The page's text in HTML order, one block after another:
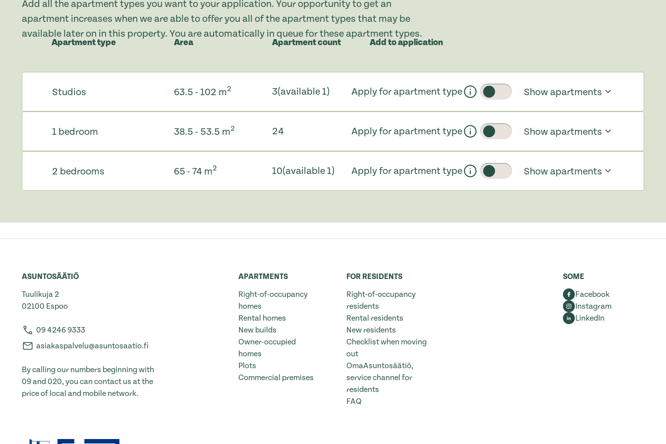
Add all the apartment types you want to your application. Your opportunity to get an
apartment increases when we are able to offer you all of the apartment types that may be
available later on in this property. You are automatically in queue for these apartment types.
Apartment type Area Apartment count Add to application
Studios 63.5 - 102 m2 3(available 1) Show apartments
Apply for apartment type
Toggle slider
1 bedroom 38.5 - 53.5 m2 24 Show apartments
Apply for apartment type
Toggle slider
2 bedrooms 65 - 74 m2 10(available 1) Show apartments
Apply for apartment type
Toggle slider
ASUNTOSÄÄTIÖ
Tuulikuja 2
02100 Espoo
09 4246 9333
asiakaspalvelu@asuntosaatio.fi
By calling our numbers beginning with
09 and 020, you can contact us at the
price of local and mobile network.
APARTMENTS
Right-of-occupancy
homes
Rental homes
New builds
Owner-occupied
homes
Plots
Commercial premises
FOR RESIDENTS
Right-of-occupancy
residents
Rental residents
New residents
Checklist when moving
out
OmaAsuntosäätiö,
service channel for
residents
FAQ
SOME
Facebook
Instagram
LinkedIn